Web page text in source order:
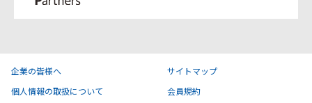
企業の皆様へ
サイトマップ
個人情報の取扱について
会員規約